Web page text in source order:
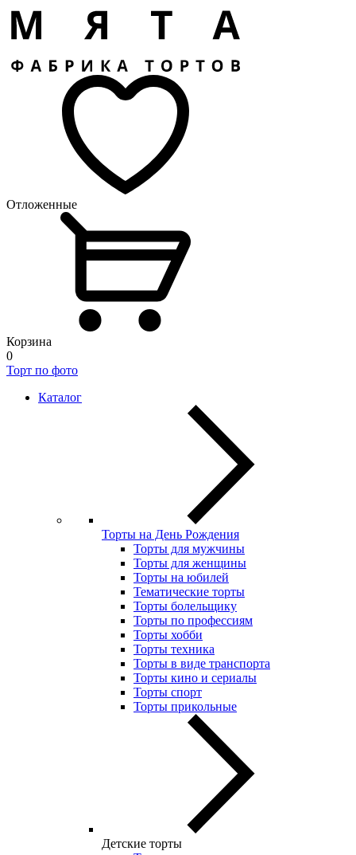
Отложенные
Корзина
0
Торт по фото
Каталог
Торты на День Рождения
Торты для мужчины
Торты для женщины
Торты на юбилей
Тематические торты
Торты болельщику
Торты по профессиям
Торты хобби
Торты техника
Торты в виде транспорта
Торты кино и сериалы
Торты спорт
Торты прикольные
Детские торты